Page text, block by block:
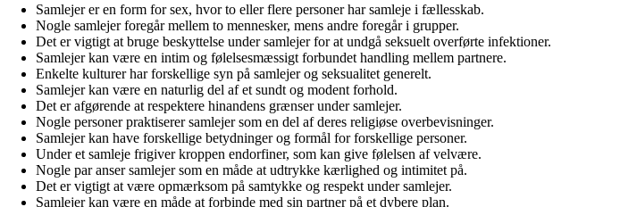
Samlejer er en form for sex, hvor to eller flere personer har samleje i fællesskab.
Nogle samlejer foregår mellem to mennesker, mens andre foregår i grupper.
Det er vigtigt at bruge beskyttelse under samlejer for at undgå seksuelt overførte infektioner.
Samlejer kan være en intim og følelsesmæssigt forbundet handling mellem partnere.
Enkelte kulturer har forskellige syn på samlejer og seksualitet generelt.
Samlejer kan være en naturlig del af et sundt og modent forhold.
Det er afgørende at respektere hinandens grænser under samlejer.
Nogle personer praktiserer samlejer som en del af deres religiøse overbevisninger.
Samlejer kan have forskellige betydninger og formål for forskellige personer.
Under et samleje frigiver kroppen endorfiner, som kan give følelsen af velvære.
Nogle par anser samlejer som en måde at udtrykke kærlighed og intimitet på.
Det er vigtigt at være opmærksom på samtykke og respekt under samlejer.
Samlejer kan være en måde at forbinde med sin partner på et dybere plan.